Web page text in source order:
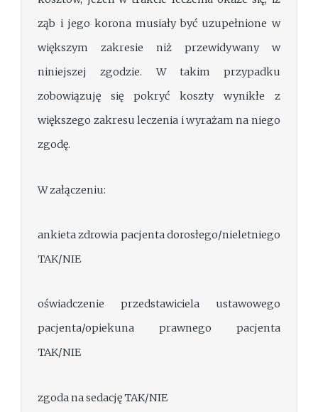
ząb i jego korona musiały być uzupełnione w
większym zakresie niż przewidywany w
niniejszej zgodzie. W takim przypadku
zobowiązuję się pokryć koszty wynikłe z
większego zakresu leczenia i wyrażam na niego
zgodę.
W załączeniu:
ankieta zdrowia pacjenta dorosłego/nieletniego
TAK/NIE
oświadczenie przedstawiciela ustawowego
pacjenta/opiekuna prawnego pacjenta
TAK/NIE
zgoda na sedację TAK/NIE